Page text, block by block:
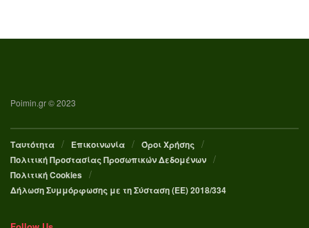
Poimin.gr © 2023
Ταυτότητα Επικοινωνία
Όροι Χρήσης
Πολιτική Προστασίας Προσωπικών Δεδομένων
Πολιτική Cookies
Δήλωση Συμμόρφωσης με τη Σύσταση (ΕΕ) 2018/334